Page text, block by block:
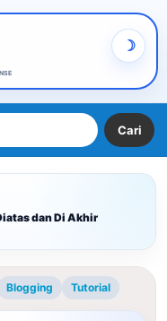
dan Di Akhir
Blogging Tutorial